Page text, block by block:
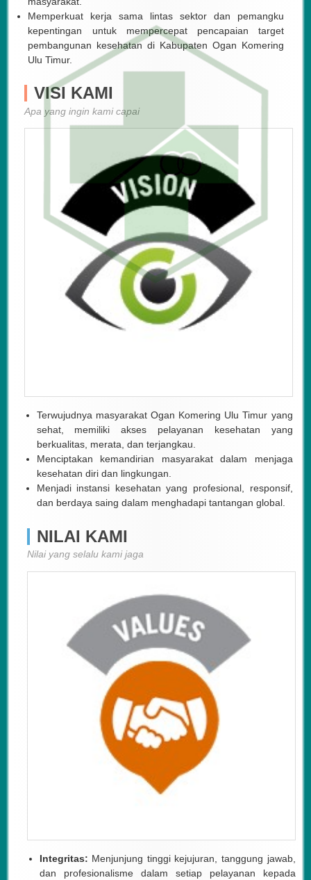
Memperkuat kerja sama lintas sektor dan pemangku
kepentingan untuk mempercepat pencapaian target
pembangunan kesehatan di Kabupaten Ogan Komering
Ulu Timur.
VISI KAMI
Apa yang ingin kami capai
Terwujudnya masyarakat Ogan Komering Ulu Timur yang
sehat, memiliki akses pelayanan kesehatan yang
berkualitas, merata, dan terjangkau.
Menciptakan kemandirian masyarakat dalam menjaga
kesehatan diri dan lingkungan.
Menjadi instansi kesehatan yang profesional, responsif,
dan berdaya saing dalam menghadapi tantangan global.
NILAI KAMI
Nilai yang selalu kami jaga
Integritas: Menjunjung tinggi kejujuran, tanggung jawab,
dan profesionalisme dalam setiap pelayanan kepada